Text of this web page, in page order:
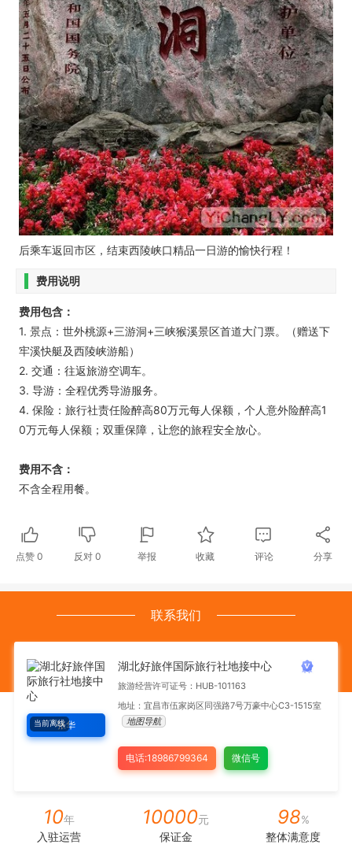
后乘车返回市区，结束西陵峡口精品一日游的愉快行程！
费用说明
费用包含：
1. 景点：世外桃源+三游洞+三峡猴溪景区首道大门票。（赠送下
牢溪快艇及西陵峡游船）
2. 交通：往返旅游空调车。
3. 导游：全程优秀导游服务。
4. 保险：旅行社责任险醉高80万元每人保额，个人意外险醉高1
0万元每人保额；双重保障，让您的旅程安全放心。
费用不含：
不含全程用餐。
点赞 0 反对0 举报 收藏 评论 分享
联系我们
当前离线张华
湖北好旅伴国际旅行社地接中心
旅游经营许可证号：HUB-101163
地址：宜昌市伍家岗区同强路7号万豪中心C3-1515室
地图导航
电话:18986799364 微信号
10年
入驻运营
10000元
保证金
98%
整体满意度